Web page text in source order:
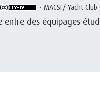
- MACSF/ Yacht Club
entre des équipages